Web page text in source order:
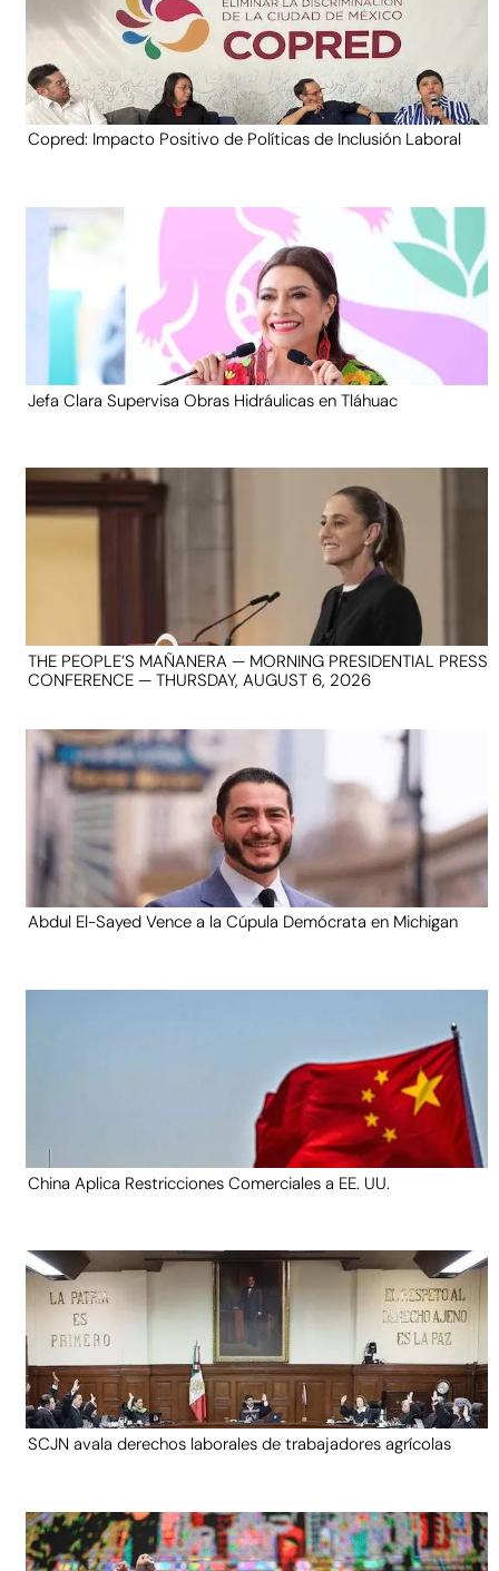
Copred: Impacto Positivo de Políticas de Inclusión Laboral
Jefa Clara Supervisa Obras Hidráulicas en Tláhuac
THE PEOPLE’S MAÑANERA — MORNING PRESIDENTIAL PRESS
CONFERENCE — THURSDAY, AUGUST 6, 2026
Abdul El-Sayed Vence a la Cúpula Demócrata en Michigan
China Aplica Restricciones Comerciales a EE. UU.
SCJN avala derechos laborales de trabajadores agrícolas